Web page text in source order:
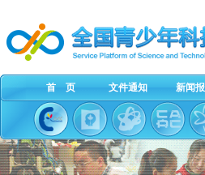
首 页 文件通知 新闻